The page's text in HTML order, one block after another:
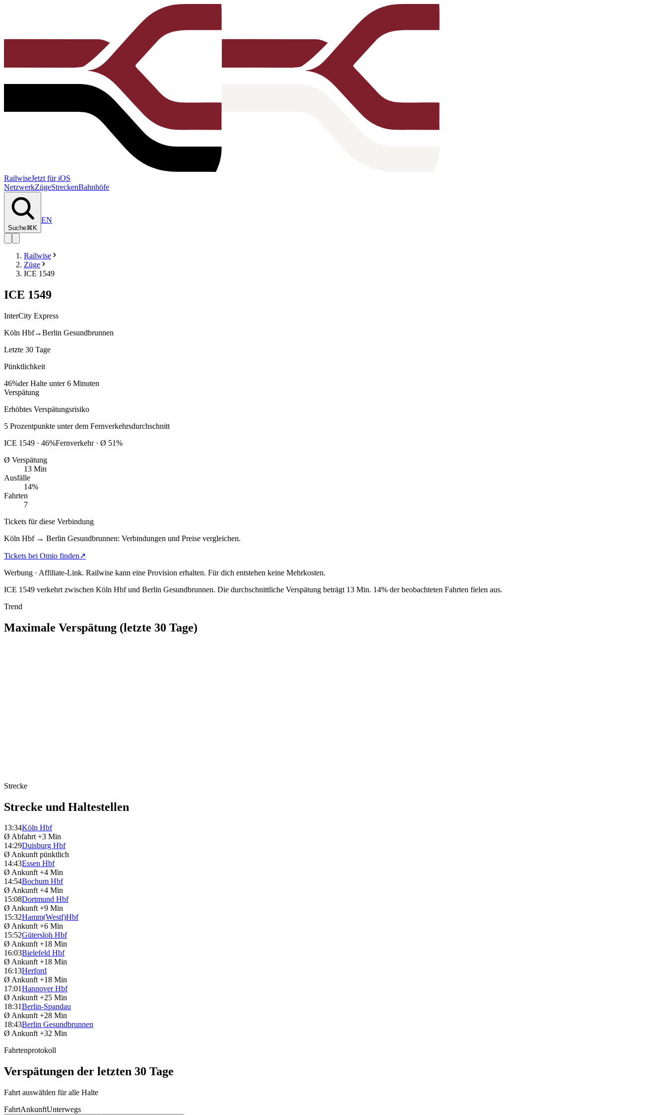
RailwiseJetzt für iOS
NetzwerkZügeStreckenBahnhöfe
Suche⌘K
EN
Railwise
Züge
ICE 1549
ICE 1549
InterCity Express
Köln Hbf→Berlin Gesundbrunnen
Letzte 30 Tage
Pünktlichkeit
46%der Halte unter 6 Minuten
Verspätung
Erhöhtes Verspätungsrisiko
5 Prozentpunkte unter dem Fernverkehrsdurchschnitt
ICE 1549 · 46%Fernverkehr · Ø 51%
Ø Verspätung
13 Min
Ausfälle
14%
Fahrten
7
Tickets für diese Verbindung
Köln Hbf → Berlin Gesundbrunnen: Verbindungen und Preise vergleichen.
Tickets bei Omio finden↗
Werbung · Affiliate-Link. Railwise kann eine Provision erhalten. Für dich entstehen keine Mehrkosten.
ICE 1549 verkehrt zwischen Köln Hbf und Berlin Gesundbrunnen. Die durchschnittliche Verspätung beträgt 13 Min. 14% der beobachteten Fahrten fielen aus.
Trend
Maximale Verspätung (letzte 30 Tage)
Strecke
Strecke und Haltestellen
13:34Köln Hbf
Ø Abfahrt +3 Min
14:29Duisburg Hbf
Ø Ankunft pünktlich
14:43Essen Hbf
Ø Ankunft +4 Min
14:54Bochum Hbf
Ø Ankunft +4 Min
15:08Dortmund Hbf
Ø Ankunft +9 Min
15:32Hamm(Westf)Hbf
Ø Ankunft +6 Min
15:52Gütersloh Hbf
Ø Ankunft +18 Min
16:03Bielefeld Hbf
Ø Ankunft +18 Min
16:13Herford
Ø Ankunft +18 Min
17:01Hannover Hbf
Ø Ankunft +25 Min
18:31Berlin-Spandau
Ø Ankunft +28 Min
18:43Berlin Gesundbrunnen
Ø Ankunft +32 Min
Fahrtenprotokoll
Verspätungen der letzten 30 Tage
Fahrt auswählen für alle Halte
FahrtAnkunftUnterwegs